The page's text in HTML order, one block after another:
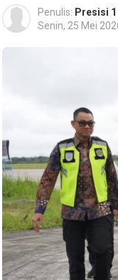
Penulis: Presisi 1
Senin, 25 Mei